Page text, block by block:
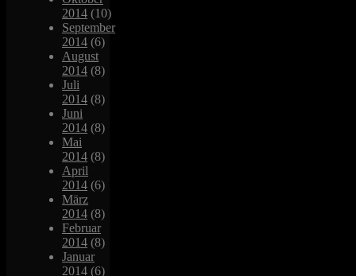
2014 (10)
September
2014 (6)
August
2014 (8)
Juli
2014 (8)
Juni
2014 (8)
Mai
2014 (8)
April
2014 (6)
März
2014 (8)
Februar
2014 (8)
Januar
2014 (6)